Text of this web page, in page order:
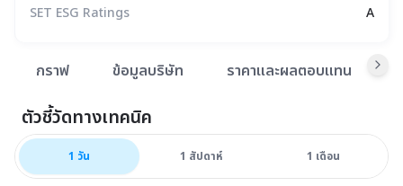
SET ESG Ratings
A
กราฟ
ข้อมูลบริษัท ราคาและผลตอบแทน
ตัวชี้วัดทางเทคนิค
1 วัน
1 วัน 1 สัปดาห์ 1 เดือน